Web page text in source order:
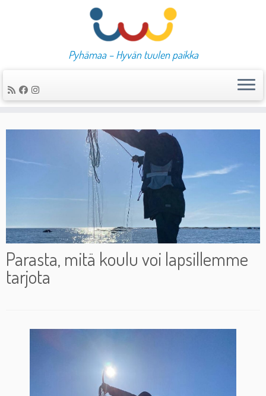
Pyhämaa – Hyvän tuulen paikka
Parasta, mitä koulu voi lapsillemme
tarjota